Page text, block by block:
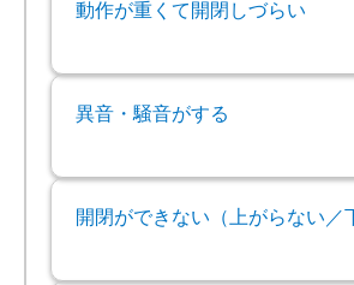
動作が重くて開閉しづらい
異音・騒音がする
開閉ができない（上がらない／